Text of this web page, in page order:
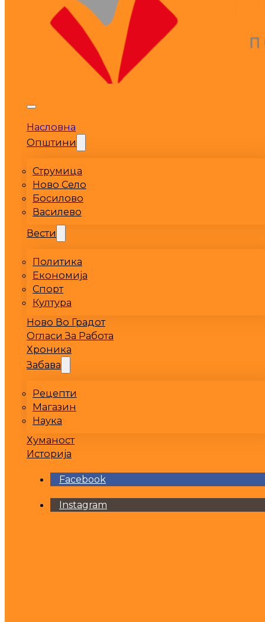
Насловна
Општини
Струмица
Ново Село
Босилово
Василево
Вести
Политика
Економија
Спорт
Култура
Ново Во Градот
Огласи За Работа
Хроника
Забава
Рецепти
Магазин
Наука
Хуманост
Историја
Facebook
Instagram